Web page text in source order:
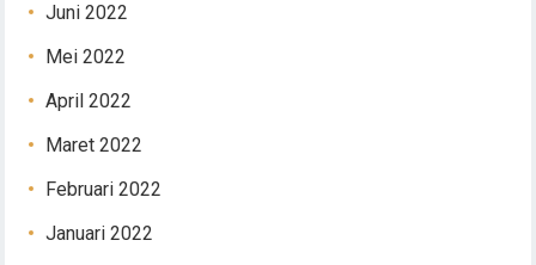
Juni 2022
Mei 2022
April 2022
Maret 2022
Februari 2022
Januari 2022